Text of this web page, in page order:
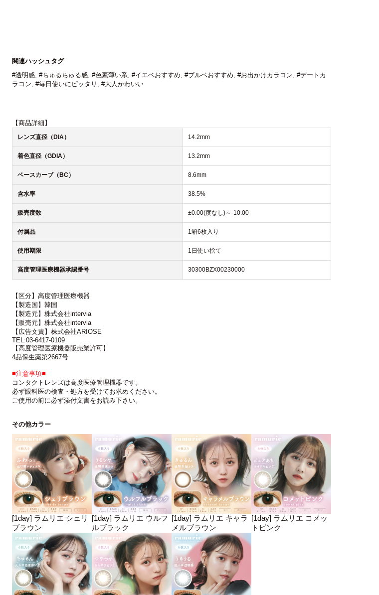
関連ハッシュタグ
#透明感, #ちゅるちゅる感, #色素薄い系, #イエベおすすめ, #ブルベおすすめ, #お出かけカラコン, #デートカ
ラコン, #毎日使いにピッタリ , #大人かわいい
【商品詳細】
レンズ直径（DIA） 14.2mm
着色直径（GDIA） 13.2mm
ベースカーブ（BC） 8.6mm
含水率 38.5%
販売度数 ±0.00(度なし)～-10.00
付属品 1箱6枚入り
使用期限 1日使い捨て
高度管理医療機器承認番号 30300BZX00230000
【区分】高度管理医療機器
【製造国】韓国
【製造元】株式会社intervia
【販売元】株式会社intervia
【広告文責】株式会社ARIOSE
TEL:03-6417-0109
【高度管理医療機器販売業許可】
4品保生薬第2667号
■注意事項■
コンタクトレンズは高度医療管理機器です。
必ず眼科医の検査・処方を受けてお求めください。
ご使用の前に必ず添付文書をお読み下さい。
その他カラー
[1day] ラムリエ シェリ
ブラウン
[1day] ラムリエ ウルフ
ルブラック
[1day] ラムリエ キャラ
メルブラウン
[1day] ラムリエ コメッ
トピンク